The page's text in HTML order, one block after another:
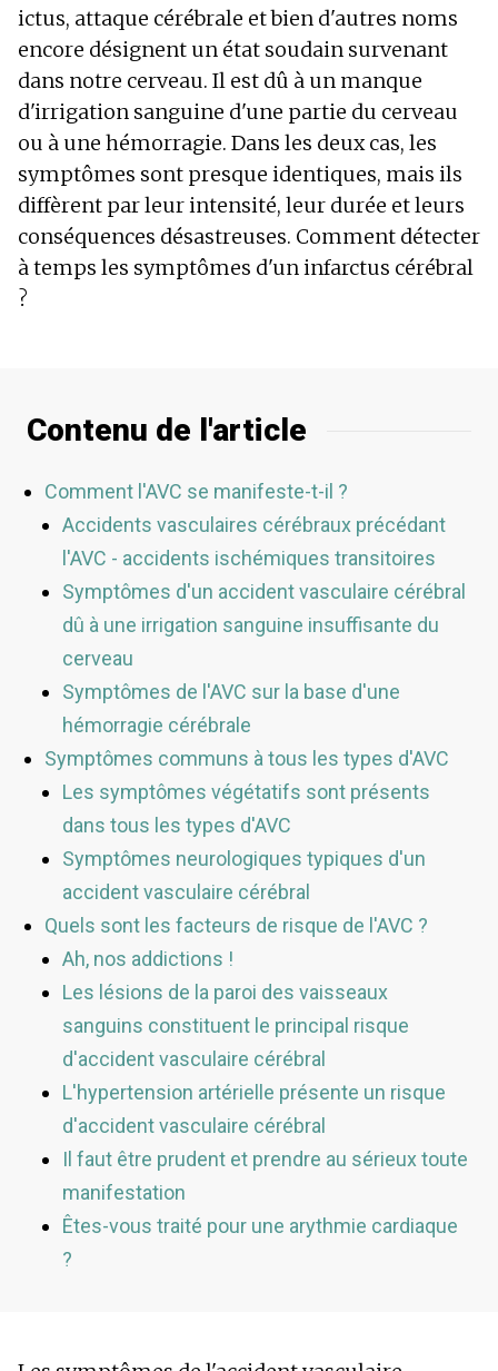
ictus, attaque cérébrale et bien d'autres noms
encore désignent un état soudain survenant
dans notre cerveau. Il est dû à un manque
d'irrigation sanguine d'une partie du cerveau
ou à une hémorragie. Dans les deux cas, les
symptômes sont presque identiques, mais ils
diffèrent par leur intensité, leur durée et leurs
conséquences désastreuses. Comment détecter
à temps les symptômes d'un infarctus cérébral
?
Contenu de l'article
Comment l'AVC se manifeste-t-il ?
Accidents vasculaires cérébraux précédant
l'AVC - accidents ischémiques transitoires
Symptômes d'un accident vasculaire cérébral
dû à une irrigation sanguine insuffisante du
cerveau
Symptômes de l'AVC sur la base d'une
hémorragie cérébrale
Symptômes communs à tous les types d'AVC
Les symptômes végétatifs sont présents
dans tous les types d'AVC
Symptômes neurologiques typiques d'un
accident vasculaire cérébral
Quels sont les facteurs de risque de l'AVC ?
Ah, nos addictions !
Les lésions de la paroi des vaisseaux
sanguins constituent le principal risque
d'accident vasculaire cérébral
L'hypertension artérielle présente un risque
d'accident vasculaire cérébral
Il faut être prudent et prendre au sérieux toute
manifestation
Êtes-vous traité pour une arythmie cardiaque
?